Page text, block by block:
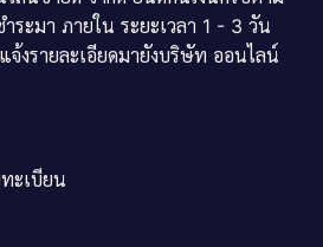
ระมา ภายใน ระยะเวลา 1 - 3 วัน
จ้งรายละเอียดมายังบริษัท ออนไลน์
ะเบียน